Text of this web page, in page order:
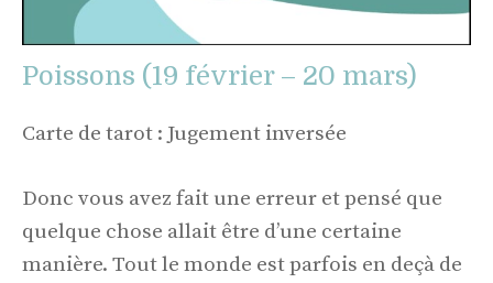
Poissons (19 février – 20 mars)
Carte de tarot : Jugement inversée
Donc vous avez fait une erreur et pensé que
quelque chose allait être d’une certaine
manière. Tout le monde est parfois en deçà de